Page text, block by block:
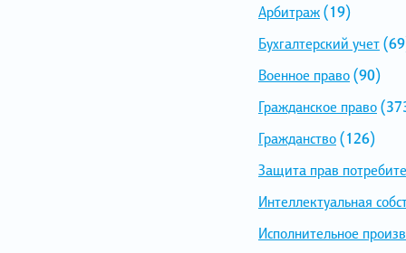
Арбитраж(19)
Бухгалтерский учет
Военное право(90)
Гражданское право
Гражданство(126)
Защита прав
Интеллектуальная
Исполнительное